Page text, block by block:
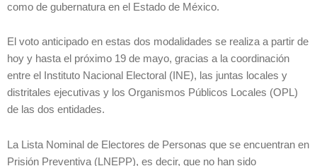
como de gubernatura en el Estado de México.
El voto anticipado en estas dos modalidades se realiza a partir de
hoy y hasta el próximo 19 de mayo, gracias a la coordinación
entre el Instituto Nacional Electoral (INE), las juntas locales y
distritales ejecutivas y los Organismos Públicos Locales (OPL)
de las dos entidades.
La Lista Nominal de Electores de Personas que se encuentran en
Prisión Preventiva (LNEPP), es decir, que no han sido